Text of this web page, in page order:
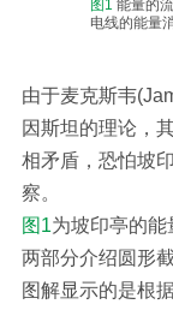
图1 能量的
电线的能量
由于麦克斯韦
因斯坦的理论，
相矛盾，恐怕坡
察。
图1为坡印亭的
两部分介绍圆形
图解显示的是根